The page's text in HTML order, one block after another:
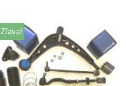
Zľava!